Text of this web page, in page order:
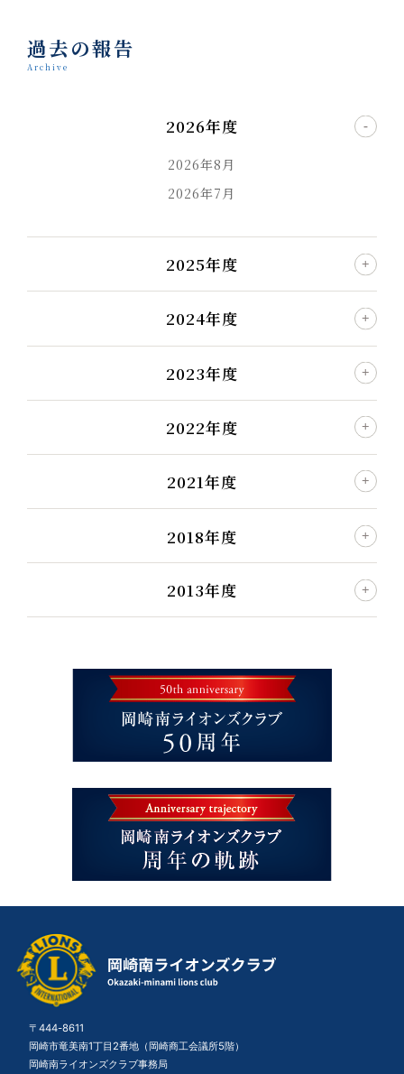
過去の報告
Archive
2026年度
2026年8月
2026年7月
2025年度
2024年度
2023年度
2022年度
2021年度
2018年度
2013年度
〒444-8611
岡崎市竜美南1丁目2番地（岡崎商工会議所5階）
岡崎南ライオンズクラブ事務局